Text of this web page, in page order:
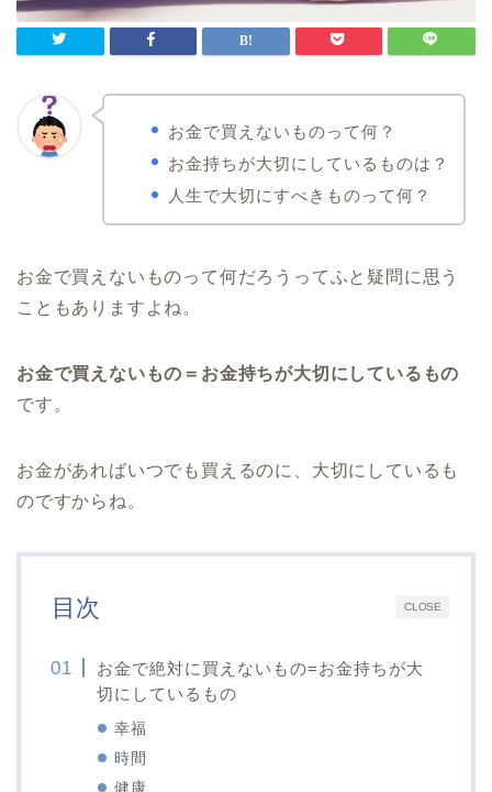
お金で買えないものって何？
お金持ちが大切にしているものは？
人生で大切にすべきものって何？
お金で買えないものって何だろうってふと疑問に思う
こともありますよね。
お金で買えないもの＝お金持ちが大切にしているもの
です。
お金があればいつでも買えるのに、大切にしているも
のですからね。
CLOSE
目次
お金で絶対に買えないもの=お金持ちが大
切にしているもの
幸福
時間
健康